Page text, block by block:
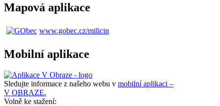
Mapová aplikace
www.gobec.cz/milicin
Mobilní aplikace
Sledujte informace z našeho webu v mobilní aplikaci –
V OBRAZE.
Volně ke stažení: